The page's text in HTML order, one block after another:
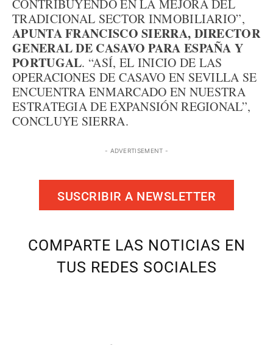
CONTRIBUYENDO EN LA MEJORA DEL
TRADICIONAL SECTOR INMOBILIARIO”,
APUNTA FRANCISCO SIERRA, DIRECTOR
GENERAL DE CASAVO PARA ESPAÑA Y
PORTUGAL. “ASÍ, EL INICIO DE LAS
OPERACIONES DE CASAVO EN SEVILLA SE
ENCUENTRA ENMARCADO EN NUESTRA
ESTRATEGIA DE EXPANSIÓN REGIONAL”,
CONCLUYE SIERRA.
- ADVERTISEMENT -
SUSCRIBIR A NEWSLETTER
COMPARTE LAS NOTICIAS EN
TUS REDES SOCIALES